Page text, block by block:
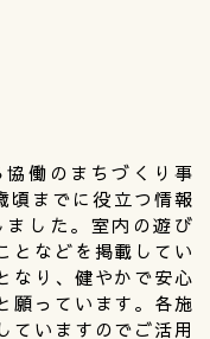
働のまちづくり事
頃までに役立つ情報
した。室内の遊び
となどを掲載してい
なり、健やかで安心
願っています。各施
ていますのでご活用